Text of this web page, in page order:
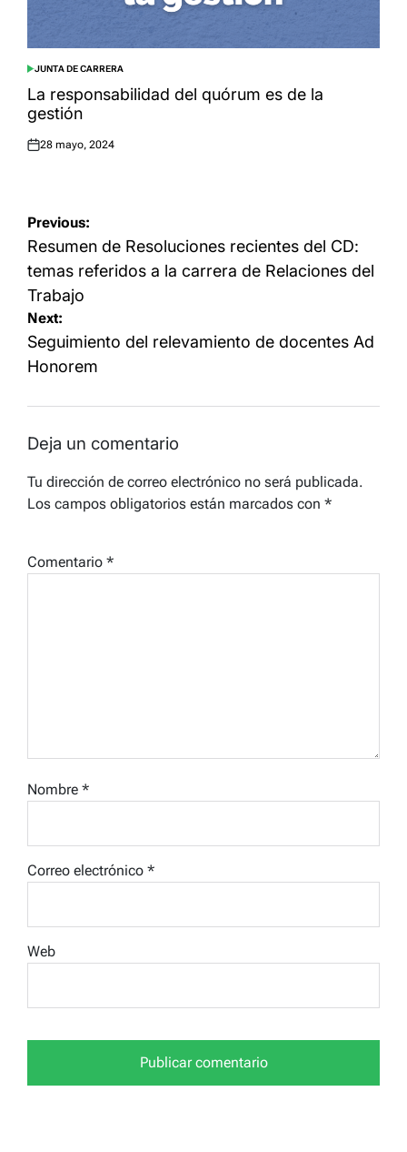
POSTED
IN
JUNTA DE CARRERA
La responsabilidad del quórum es de la
gestión
Posted
28 mayo, 2024
Navegación
de
entradas
Previous:
Resumen de Resoluciones recientes del CD:
temas referidos a la carrera de Relaciones del
Trabajo
Next:
Seguimiento del relevamiento de docentes Ad
Honorem
Deja un comentario
Tu dirección de correo electrónico no será publicada.
Los campos obligatorios están marcados con *
Comentario *
Nombre *
Correo electrónico *
Web